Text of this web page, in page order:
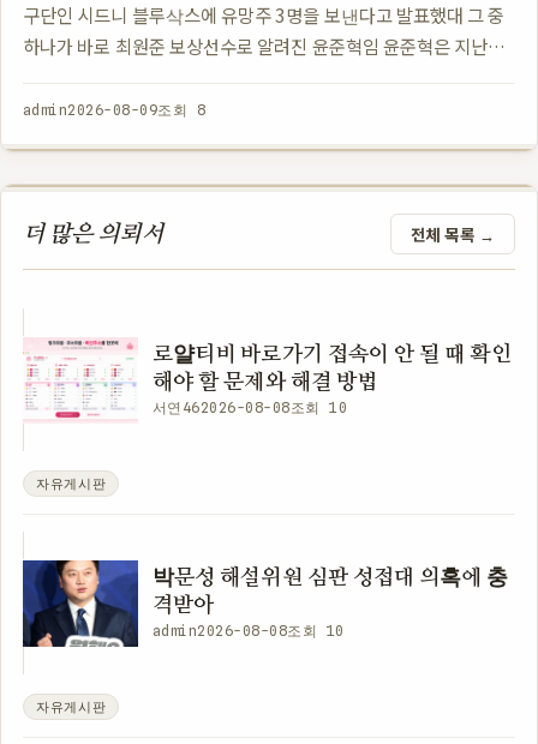
구단인 시드니 블루삭스에 유망주 3명을 보낸다고 발표했대 그 중
하나가 바로 최원준 보상선수로 알려진 윤준혁임 윤준혁은 지난해
다는 소식이 나왔…
admin2026-08-09조회 8
더 많은 의뢰서 전체 목록 →
로얄티비 바로가기 접속이 안 될 때 확인
해야 할 문제와 해결 방법
서연462026-08-08조회 10
자유게시판
박문성 해설위원 심판 성접대 의혹에 충
격받아
admin2026-08-08조회 10
자유게시판